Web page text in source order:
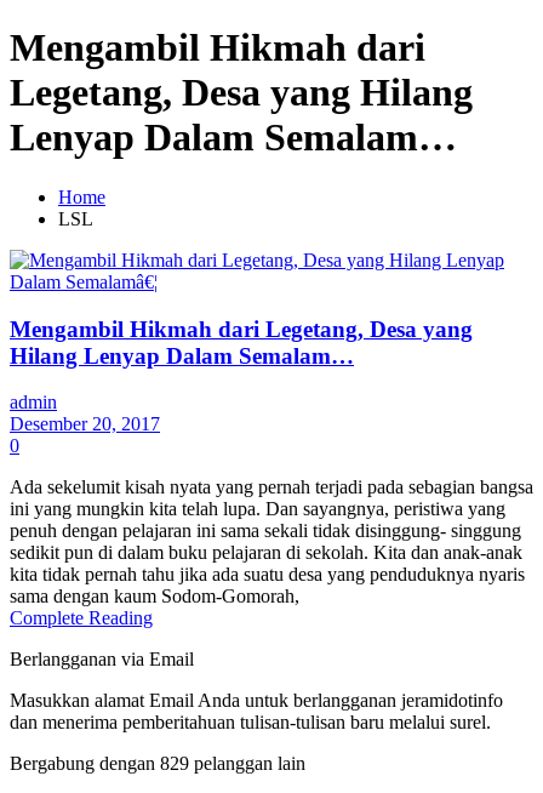
Mengambil Hikmah dari
Legetang, Desa yang Hilang
Lenyap Dalam Semalam…
Home
LSL
Mengambil Hikmah dari Legetang, Desa yang
Hilang Lenyap Dalam Semalam…
admin
Desember 20, 2017
0
Ada sekelumit kisah nyata yang pernah terjadi pada sebagian bangsa
ini yang mungkin kita telah lupa. Dan sayangnya, peristiwa yang
penuh dengan pelajaran ini sama sekali tidak disinggung- singgung
sedikit pun di dalam buku pelajaran di sekolah. Kita dan anak-anak
kita tidak pernah tahu jika ada suatu desa yang penduduknya nyaris
sama dengan kaum Sodom-Gomorah,
Complete Reading
Berlangganan via Email
Masukkan alamat Email Anda untuk berlangganan jeramidotinfo
dan menerima pemberitahuan tulisan-tulisan baru melalui surel.
Bergabung dengan 829 pelanggan lain